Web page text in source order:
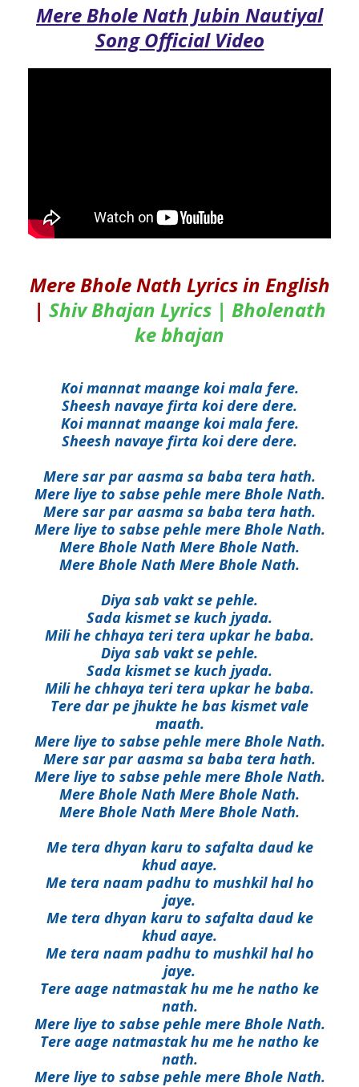
Mere Bhole Nath Jubin Nautiyal
Song Official Video
Mere Bhole Nath Lyrics in English
| Shiv Bhajan Lyrics | Bholenath
ke bhajan
Koi mannat maange koi mala fere.
Sheesh navaye firta koi dere dere.
Koi mannat maange koi mala fere.
Sheesh navaye firta koi dere dere.
Mere sar par aasma sa baba tera hath.
Mere liye to sabse pehle mere Bhole Nath.
Mere sar par aasma sa baba tera hath.
Mere liye to sabse pehle mere Bhole Nath.
Mere Bhole Nath Mere Bhole Nath.
Mere Bhole Nath Mere Bhole Nath.
Diya sab vakt se pehle.
Sada kismet se kuch jyada.
Mili he chhaya teri tera upkar he baba.
Diya sab vakt se pehle.
Sada kismet se kuch jyada.
Mili he chhaya teri tera upkar he baba.
Tere dar pe jhukte he bas kismet vale
maath.
Mere liye to sabse pehle mere Bhole Nath.
Mere sar par aasma sa baba tera hath.
Mere liye to sabse pehle mere Bhole Nath.
Mere Bhole Nath Mere Bhole Nath.
Mere Bhole Nath Mere Bhole Nath.
Me tera dhyan karu to safalta daud ke
khud aaye.
Me tera naam padhu to mushkil hal ho
jaye.
Me tera dhyan karu to safalta daud ke
khud aaye.
Me tera naam padhu to mushkil hal ho
jaye.
Tere aage natmastak hu me he natho ke
nath.
Mere liye to sabse pehle mere Bhole Nath.
Tere aage natmastak hu me he natho ke
nath.
Mere liye to sabse pehle mere Bhole Nath.